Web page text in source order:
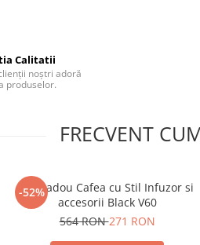
Calitatii
noștri adoră
produselor.
FRECVENT
-52%
Set cadou Cafea cu Stil Infuzor si
accesorii Black V60
564 RON271 RON